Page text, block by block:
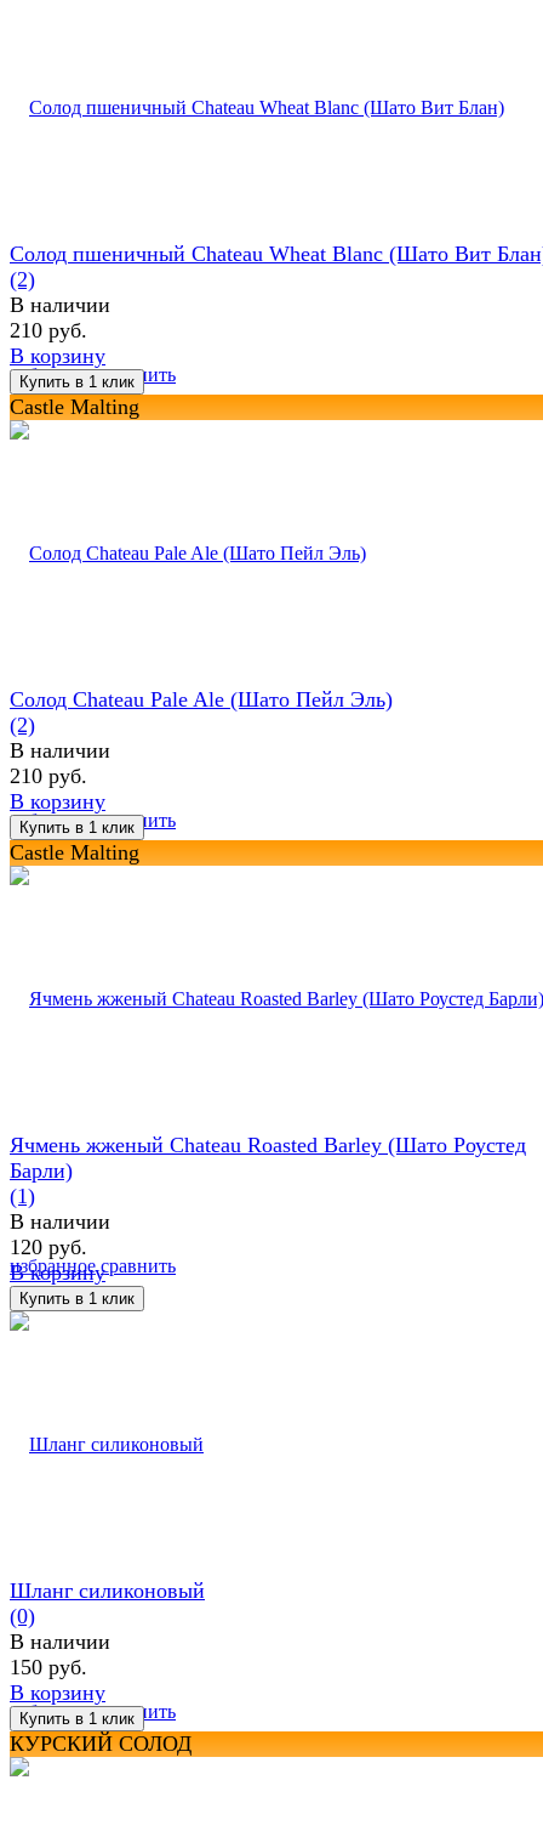
избранное сравнить
Солод пшеничный Chateau Wheat Blanc (Шато Вит
(2)
В наличии
210 руб.
В корзину
Castle Malting
избранное сравнить
Солод Chateau Pale Ale (Шато Пейл Эль)
(2)
В наличии
210 руб.
В корзину
Castle Malting
избранное сравнить
Ячмень жженый Chateau Roasted Barley (Шато Роустед
Барли)
(1)
В наличии
120 руб.
В корзину
избранное сравнить
Шланг силиконовый
(0)
В наличии
150 руб.
В корзину
КУРСКИЙ СОЛОД